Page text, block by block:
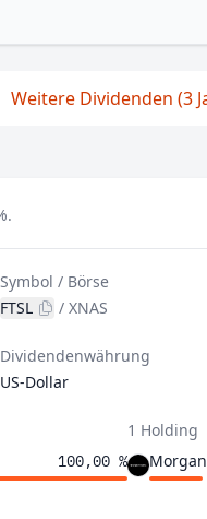
Weitere Dividenden (3
Symbol / Börse
FTSL
/XNAS
Dividendenwährung
US-Dollar
100,00 %
1 Holding